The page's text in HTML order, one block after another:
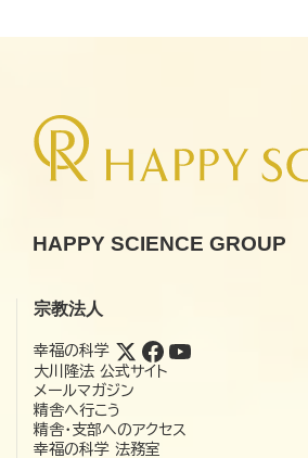
HAPPY SCIENCE GROUP
宗教法人
幸福の科学
大川隆法 公式サイト
メールマガジン
精舎へ行こう
精舎・支部へのアクセス
幸福の科学 法務室